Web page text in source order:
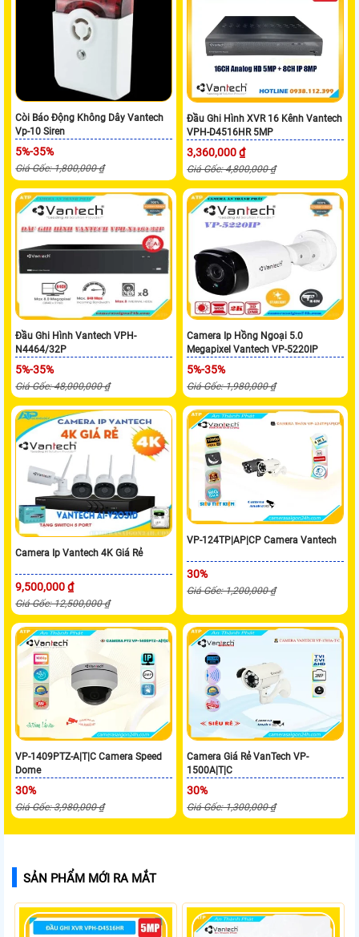
Còi Báo Động Không Dây Vantech
Vp-10 Siren
5%-35%
Giá Gốc: 1,800,000 ₫
Đầu Ghi Hình XVR 16 Kênh Vantech
VPH-D4516HR 5MP
3,360,000 ₫
Giá Gốc: 4,800,000 ₫
Đầu Ghi Hình Vantech VPH-
N4464/32P
5%-35%
Giá Gốc: 48,000,000 ₫
Camera Ip Hồng Ngoại 5.0
Megapixel Vantech VP-5220IP
5%-35%
Giá Gốc: 1,980,000 ₫
Camera Ip Vantech 4K Giá Rẻ
9,500,000 ₫
Giá Gốc: 12,500,000 ₫
VP-124TP|AP|CP Camera Vantech
30%
Giá Gốc: 1,200,000 ₫
VP-1409PTZ-A|T|C Camera Speed
Dome
30%
Giá Gốc: 3,980,000 ₫
Camera Giá Rẻ VanTech VP-
1500A|T|C
30%
Giá Gốc: 1,300,000 ₫
SẢN PHẨM MỚI RA MẮT